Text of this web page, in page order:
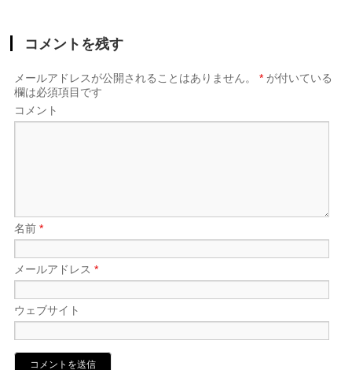
コメントを残す
メールアドレスが公開されることはありません。 * が付いている
欄は必須項目です
コメント
名前*
メールアドレス*
ウェブサイト